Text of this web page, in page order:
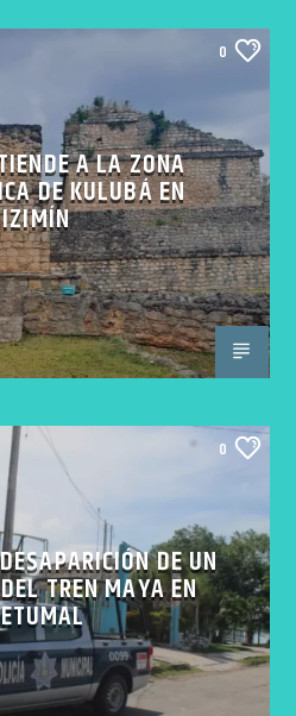
0
A LA ZONA
DE KULUBÁ EN
0
DE UN
TREN MAYA EN